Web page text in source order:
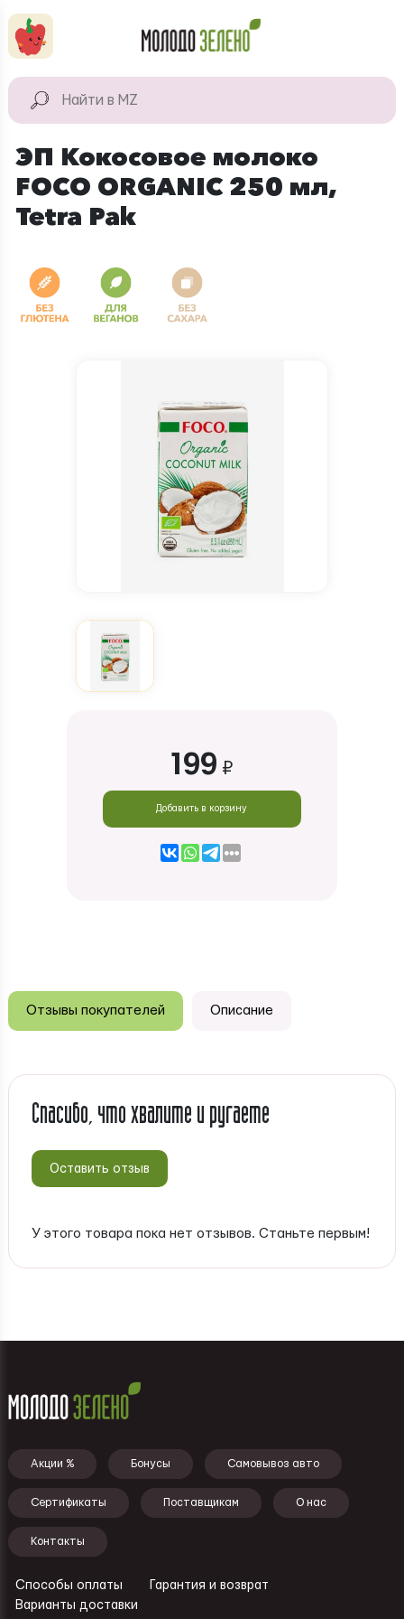
КАТАЛОГ
продукты
Для дома
ЭП Кокосовое молоко
FOCO ORGANIC 250 мл,
Tetra Pak
199 ₽
Добавить в корзину
Отзывы покупателей Описание
Спасибо, что хвалите и ругаете
Оставить отзыв
У этого товара пока нет отзывов. Станьте первым!
Подвал - меню
Акции % Бонусы Самовывоз авто
Сертификаты Поставщикам О нас
Контакты
Ссылки - подвал
Способы оплаты
Гарантия и возврат
Варианты доставки